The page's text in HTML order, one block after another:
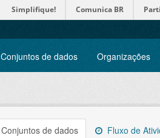
Simplifique! Comunica BR
Conjuntos de dados Organizações
Conjuntos de dados Fluxo de